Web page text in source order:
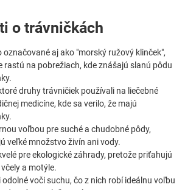
o trávničkách
označované aj ako "morský ružový klinček",
rastú na pobrežiach, kde znášajú slanú pôdu
druhy trávničiek používali na liečebné
medicíne, kde sa verilo, že majú
voľbou pre suché a chudobné pôdy,
veľké množstvo živín ani vody.
pre ekologické záhrady, pretože priťahujú
a motýle.
voči suchu, čo z nich robí ideálnu voľbu